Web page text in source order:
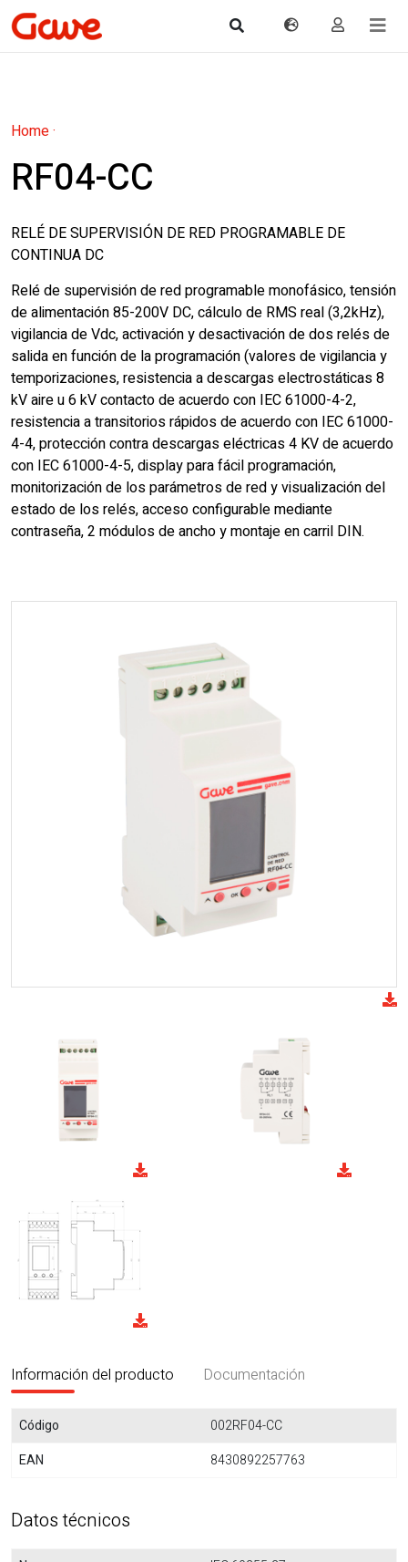
Home·
RF04-CC
RELÉ DE SUPERVISIÓN DE RED PROGRAMABLE DE
CONTINUA DC
Relé de supervisión de red programable monofásico, tensión
de alimentación 85-200V DC, cálculo de RMS real (3,2kHz),
vigilancia de Vdc, activación y desactivación de dos relés de
salida en función de la programación (valores de vigilancia y
temporizaciones, resistencia a descargas electrostáticas 8
kV aire u 6 kV contacto de acuerdo con IEC 61000-4-2,
resistencia a transitorios rápidos de acuerdo con IEC 61000-
4-4, protección contra descargas eléctricas 4 KV de acuerdo
con IEC 61000-4-5, display para fácil programación,
monitorización de los parámetros de red y visualización del
estado de los relés, acceso configurable mediante
contraseña, 2 módulos de ancho y montaje en carril DIN.
Información del producto Documentación
Código
002RF04-CC
EAN
8430892257763
Datos técnicos